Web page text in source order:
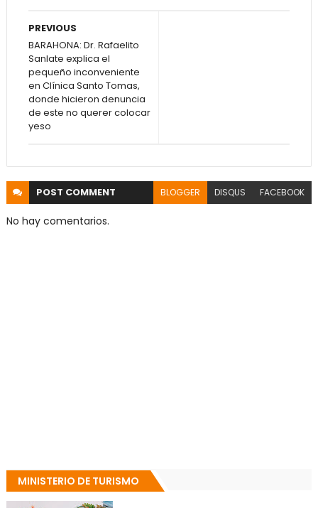
PREVIOUS
BARAHONA: Dr. Rafaelito
Sanlate explica el
pequeño inconveniente
en Clínica Santo Tomas,
donde hicieron denuncia
de este no querer colocar
yeso
POST COMMENT BLOGGER DISQUS FACEBOOK
No hay comentarios.
MINISTERIO DE TURISMO